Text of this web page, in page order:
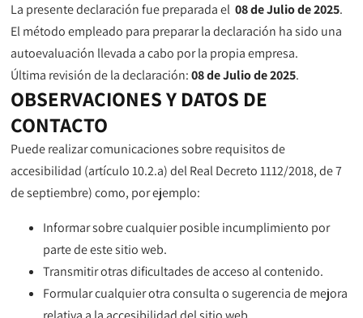
La presente declaración fue preparada el08 de Julio de 2025.
El método empleado para preparar la declaración ha sido una
autoevaluación llevada a cabo por la propia empresa.
Última revisión de la declaración:08 de Julio de 2025.
OBSERVACIONES Y DATOS DE
CONTACTO
Puede realizar comunicaciones sobre requisitos de
accesibilidad (artículo 10.2.a) del Real Decreto 1112/2018, de 7
de septiembre) como, por ejemplo:
Informar sobre cualquier posible incumplimiento por
parte de este sitio web.
Transmitir otras dificultades de acceso al contenido.
Formular cualquier otra consulta o sugerencia de mejora